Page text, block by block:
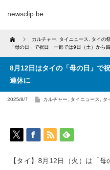
newsclip.be
Home カルチャー タイニュース タイの
「母の日」で祝日 一部では9日（土）から
8月12日はタイの「母の日」で
連休に
2025/8/7 カルチャー タイニュース タ
【タイ】8月12日（火）は「